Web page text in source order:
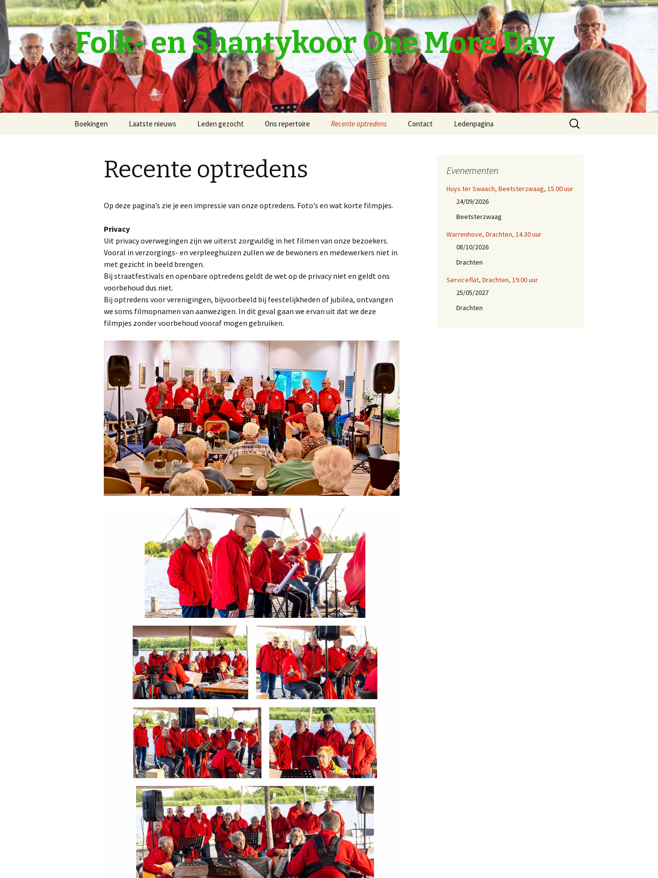
Folk- en Shantykoor One More Day
Naar
Boekingen Laatste nieuws Leden gezocht Ons repertoire Recente optredens Contact Ledenpagina
Complete repertoire
Mededelingen
Zoeken
naar:
Recente optredens
Op deze pagina’s zie je een impressie van onze optredens. Foto’s en wat korte filmpjes.
Privacy
Uit privacy overwegingen zijn we uiterst zorgvuldig in het filmen van onze bezoekers.
Vooral in verzorgings- en verpleeghuizen zullen we de bewoners en medewerkers niet in
met gezicht in beeld brengen.
Bij straatfestivals en openbare optredens geldt de wet op de privacy niet en geldt ons
voorbehoud dus niet.
Bij optredens voor verenigingen, bijvoorbeeld bij feestelijkheden of jubilea, ontvangen
we soms filmopnamen van aanwezigen. In dit geval gaan we ervan uit dat we deze
filmpjes zonder voorbehoud vooraf mogen gebruiken.
Evenementen
Huys ter Swaach, Beetsterzwaag, 15.00 uur
24/09/2026
Beetsterzwaag
Warrenhove, Drachten, 14.30 uur
08/10/2026
Drachten
Serviceflat, Drachten, 19.00 uur
25/05/2027
Drachten